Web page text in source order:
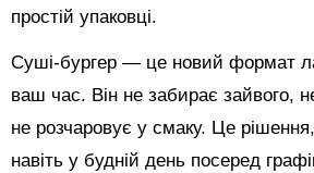
простій упаковці.
Суші-бургер — це новий формат
ваш час. Він не забирає зайвого,
не розчаровує у смаку. Це
навіть у будній день посеред